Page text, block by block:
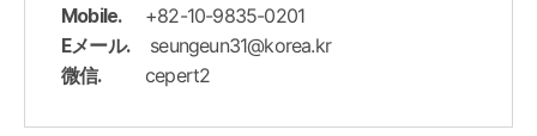
Mobile. +82-10-9835-0201
Eメール. seungeun31@korea.kr
微信. cepert2